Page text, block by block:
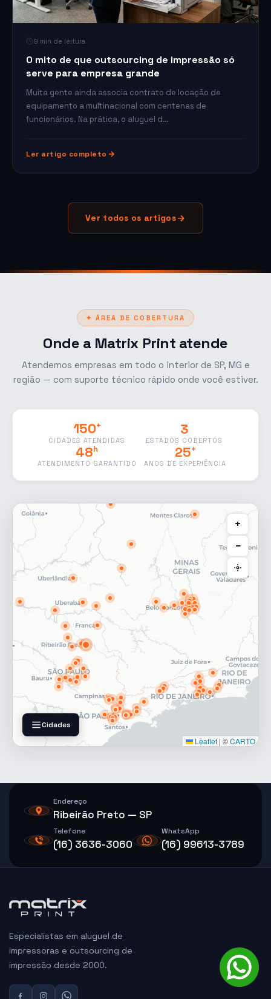
9 min de leitura
O mito de que outsourcing de impressão só
serve para empresa grande
Muita gente ainda associa contrato de locação de
equipamento a multinacional com centenas de
funcionários. Na prática, o aluguel d…
Ler artigo completo
Ver todos os artigos
✦ ÁREA DE COBERTURA
Onde a Matrix Print atende
Atendemos empresas em todo o interior de SP, MG e
região — com suporte técnico rápido onde você estiver.
150+
CIDADES ATENDIDAS
3
ESTADOS COBERTOS
48h
ATENDIMENTO GARANTIDO
25+
ANOS DE EXPERIÊNCIA
Leaflet | ©CARTO
+
−
Cidades
Endereço
Ribeirão Preto — SP
Telefone
(16) 3636-3060
WhatsApp
(16) 99613-3789
Especialistas em aluguel de
impressoras e outsourcing de
impressão desde 2000.